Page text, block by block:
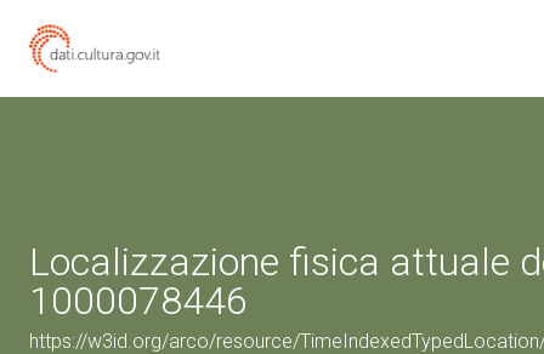
Localizzazione fisica attuale
1000078446
https://w3id.org/arco/resource/